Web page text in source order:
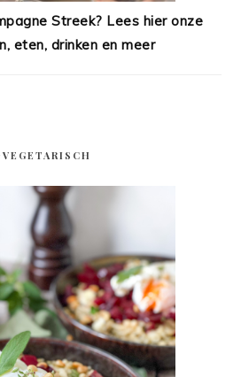
Streek? Lees hier onze
eten, drinken en meer